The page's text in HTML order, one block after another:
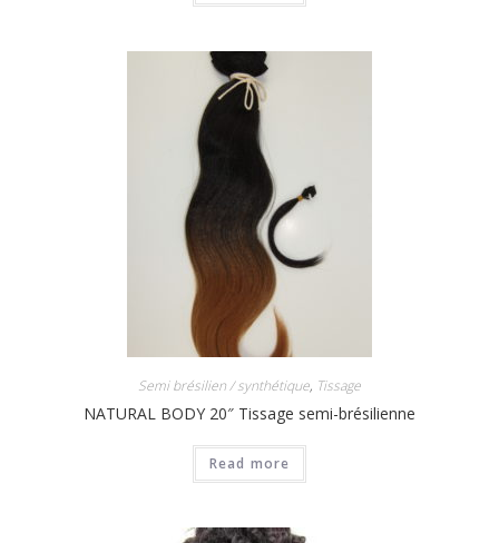
Semi brésilien / synthétique, Tissage
NATURAL BODY 20″ Tissage semi-brésilienne
Read more